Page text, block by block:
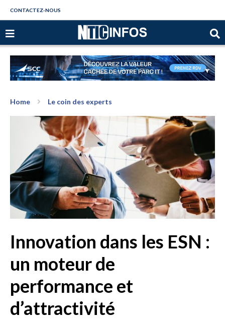
CONTACTEZ-NOUS
Home Le coin des experts
Innovation dans les ESN :
un moteur de
performance et
d’attractivité